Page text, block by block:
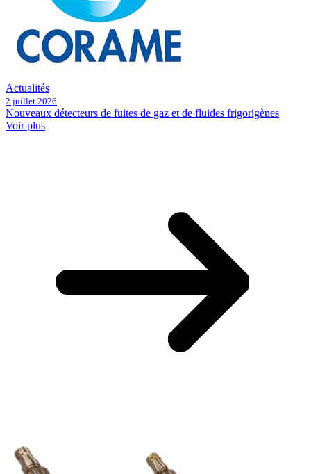
Actualités
2 juillet 2026
Nouveaux détecteurs de fuites de gaz et de fluides frigorigènes
Voir plus